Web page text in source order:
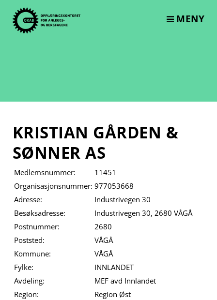
content
MENY
KRISTIAN GÅRDEN &
SØNNER AS
Medlemsnummer:
11451
Organisasjonsnummer: 977053668
Adresse:
Industrivegen 30
Besøksadresse:
Industrivegen 30, 2680 VÅGÅ
Postnummer:
2680
Poststed:
VÅGÅ
Kommune:
VÅGÅ
Fylke:
INNLANDET
Avdeling:
MEF avd Innlandet
Region:
Region Øst